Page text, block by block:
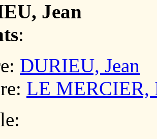
Jean
:
DURIEU, Jean
LE MERCIER,